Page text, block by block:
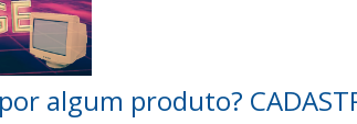
algum produto?